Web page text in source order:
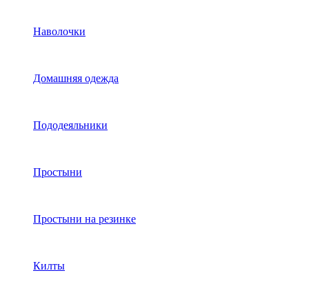
Наволочки
Домашняя одежда
Пододеяльники
Простыни
Простыни на резинке
Килты